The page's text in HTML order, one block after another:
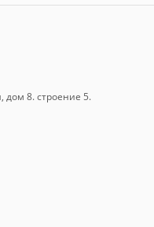
дом 8. строение 5.